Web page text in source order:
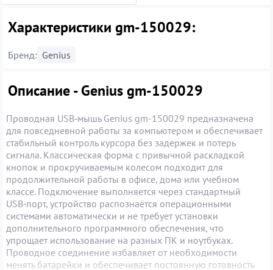
Характеристики gm-150029:
Бренд: Genius
Описание - Genius gm-150029
Проводная USB‑мышь Genius gm-150029 предназначена
для повседневной работы за компьютером и обеспечивает
стабильный контроль курсора без задержек и потерь
сигнала. Классическая форма с привычной раскладкой
кнопок и прокручиваемым колесом подходит для
продолжительной работы в офисе, дома или учебном
классе. Подключение выполняется через стандартный
USB‑порт, устройство распознаётся операционными
системами автоматически и не требует установки
дополнительного программного обеспечения, что
упрощает использование на разных ПК и ноутбуках.
Проводное соединение избавляет от необходимости
менять батарейки и обеспечивает постоянную готовность